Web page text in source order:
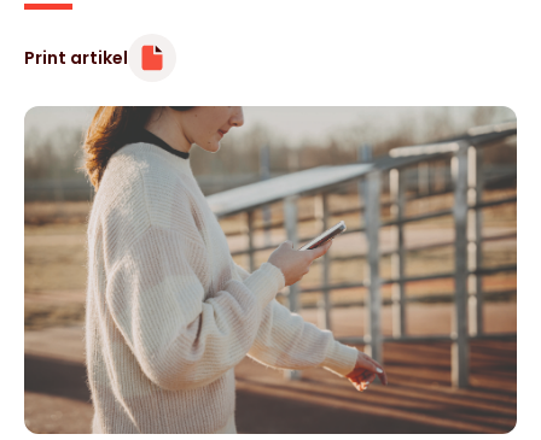
Print artikel